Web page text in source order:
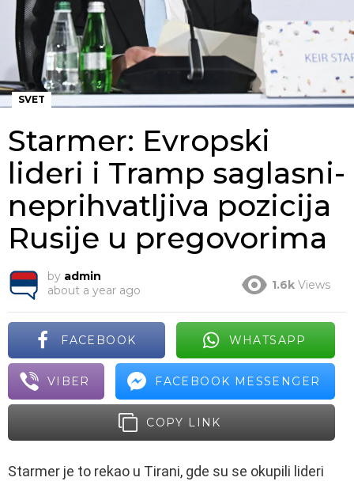
SVET
Starmer: Evropski
lideri i Tramp saglasni-
neprihvatljiva pozicija
Rusije u pregovorima
by admin
about a year ago
1.6k Views
FACEBOOK WHATSAPP
VIBER FACEBOOK MESSENGER
COPY LINK
Starmer je to rekao u Tirani, gde su se okupili lideri